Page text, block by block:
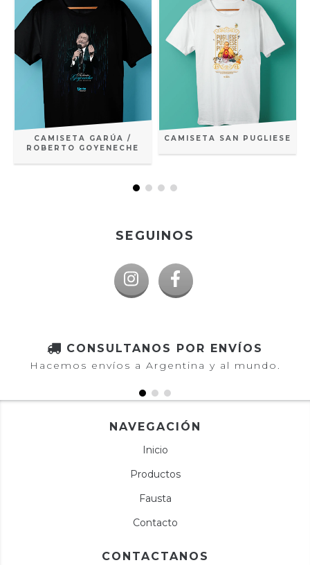
CAMISETA GARÚA /
ROBERTO GOYENECHE
CAMISETA SAN PUGLIESE
SEGUINOS
CONSULTANOS POR ENVÍOS
Hacemos envíos a Argentina y al mundo.
NAVEGACIÓN
Inicio
Productos
Fausta
Contacto
CONTACTANOS